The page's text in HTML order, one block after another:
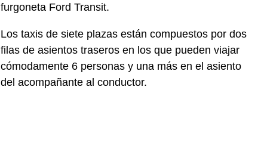
furgoneta Ford Transit.
Los taxis de siete plazas están compuestos por dos
filas de asientos traseros en los que pueden viajar
cómodamente 6 personas y una más en el asiento
del acompañante al conductor.